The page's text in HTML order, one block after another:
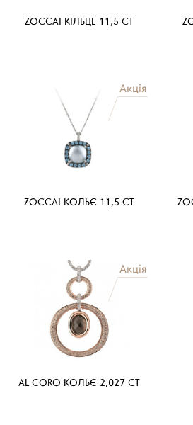
ZOCCAI КІЛЬЦЕ 11,5 CT
ZOCCAI КОЛЬЄ 11,5 CT
AL CORO КОЛЬЄ 2,027 CT